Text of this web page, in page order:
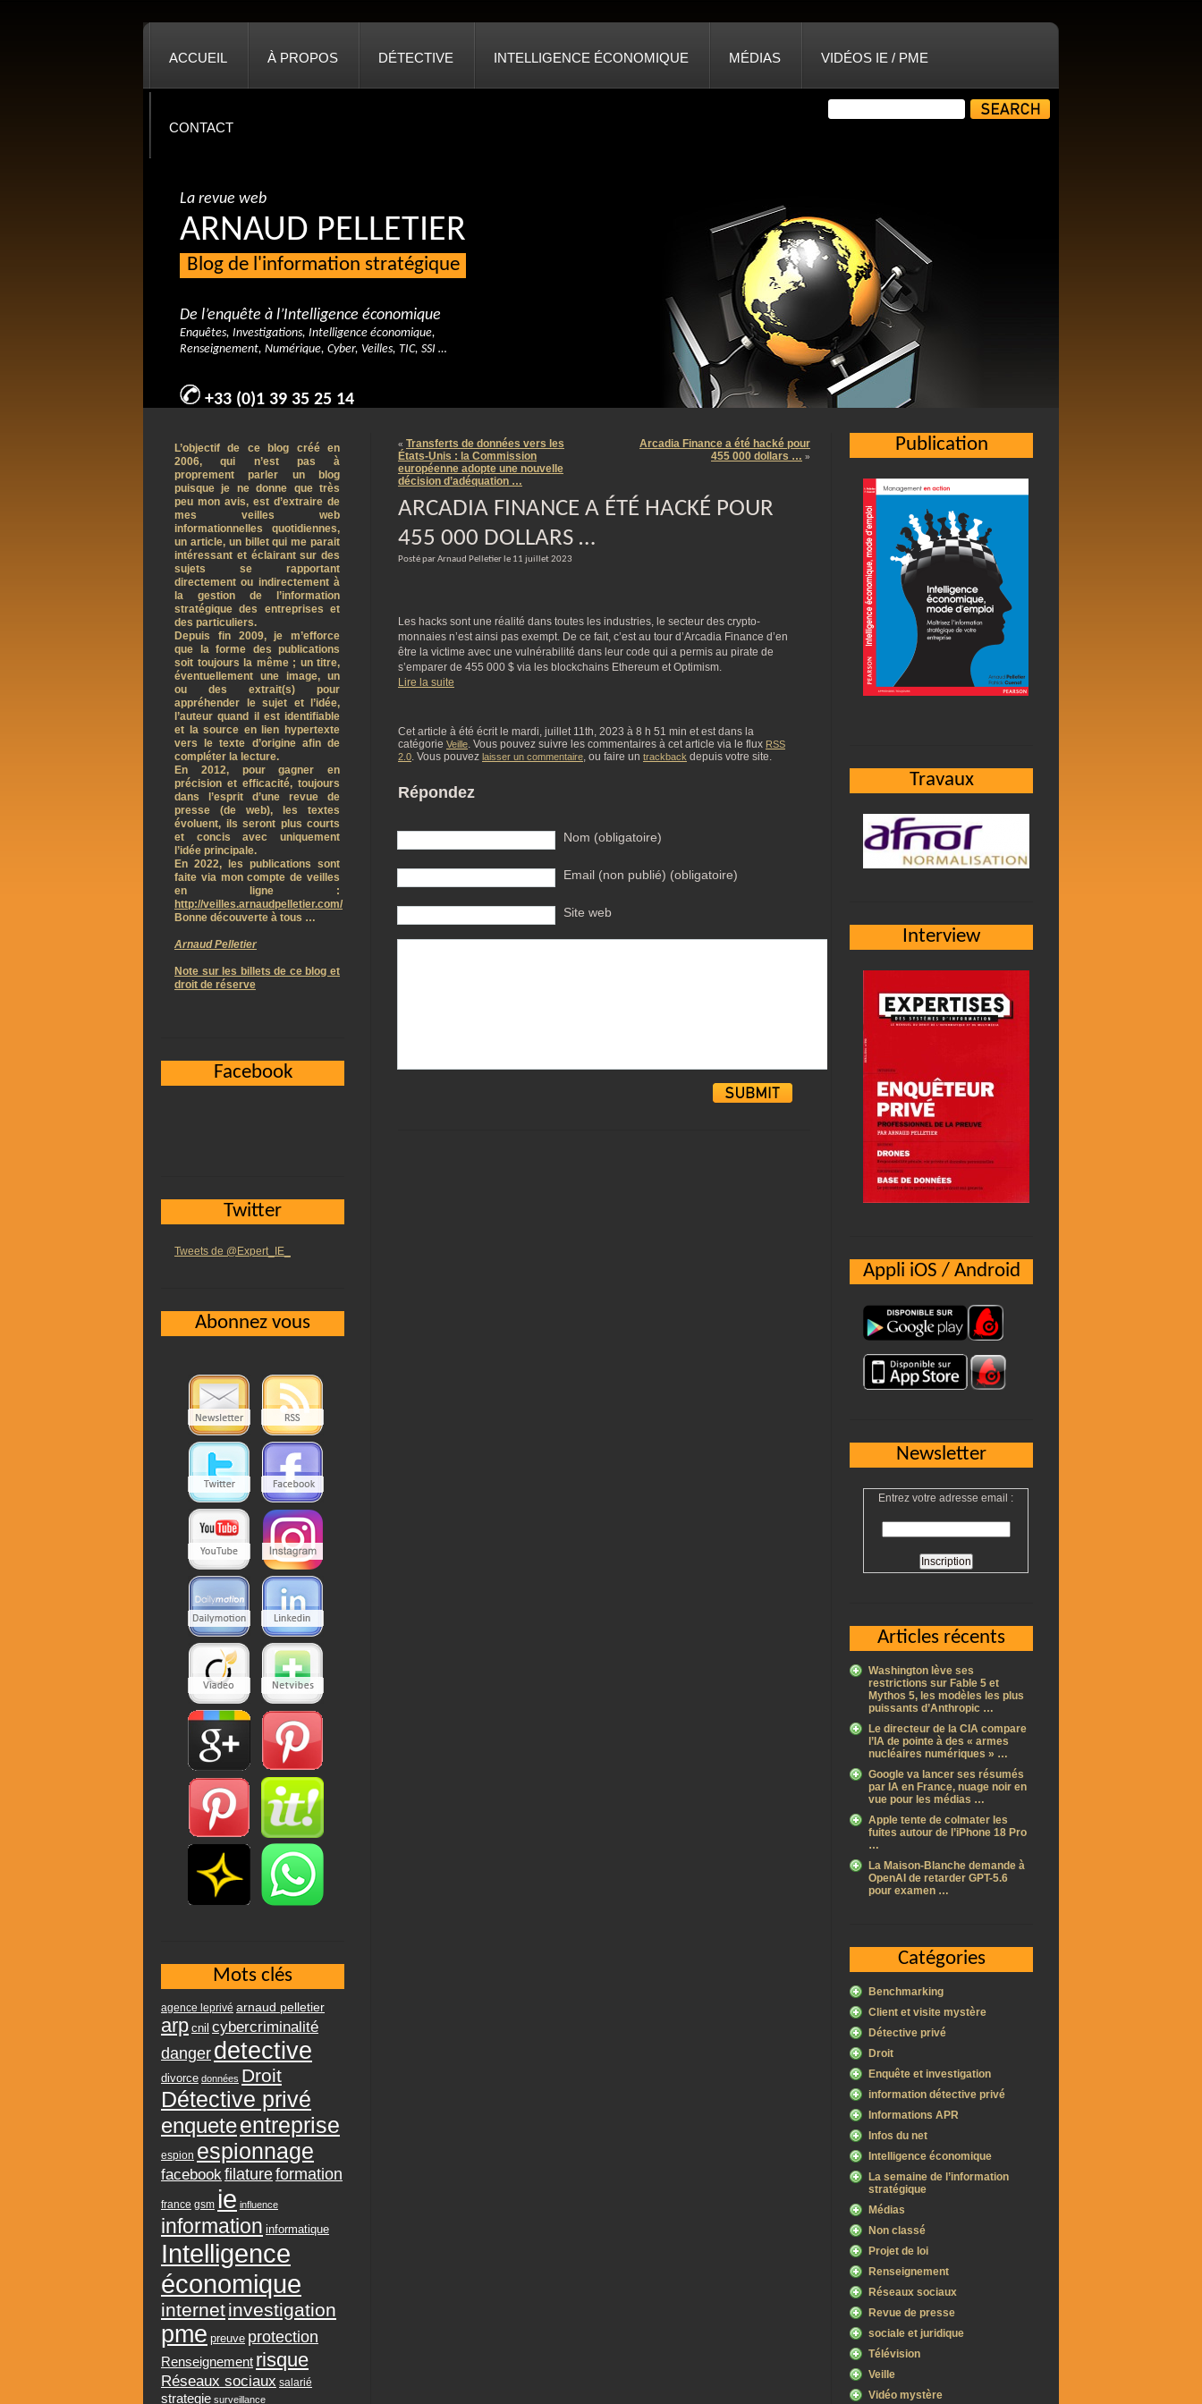
ACCUEIL À PROPOS DÉTECTIVE INTELLIGENCE ÉCONOMIQUE MÉDIAS VIDÉOS IE / PME
CONTACT
La revue web
ARNAUD PELLETIER
Blog de l'information stratégique
De l’enquête à l’Intelligence économique
Enquêtes, Investigations, Intelligence économique,
Renseignement, Numérique, Cyber, Veilles, TIC, SSI …
+33 (0)1 39 35 25 14
« Transferts de données vers les
États-Unis : la Commission
européenne adopte une nouvelle
décision d’adéquation …
Arcadia Finance a été hacké pour
455 000 dollars … »
ARCADIA FINANCE A ÉTÉ HACKÉ POUR
455 000 DOLLARS …
Posté par Arnaud Pelletier le 11 juillet 2023
Les hacks sont une réalité dans toutes les industries, le secteur des crypto-
monnaies n’est ainsi pas exempt. De ce fait, c’est au tour d’Arcadia Finance d’en
être la victime avec une vulnérabilité dans leur code qui a permis au pirate de
s’emparer de 455 000 $ via les blockchains Ethereum et Optimism.
Lire la suite
Cet article à été écrit le mardi, juillet 11th, 2023 à 8 h 51 min et est dans la
catégorie Veille. Vous pouvez suivre les commentaires à cet article via le flux RSS
2.0. Vous pouvez laisser un commentaire, ou faire un trackback depuis votre site.
Répondez
Nom (obligatoire)
Email (non publié) (obligatoire)
Site web
Publication
Travaux
Interview
Appli iOS / Android
Newsletter
Entrez votre adresse email :
Articles récents
Washington lève ses
restrictions sur Fable 5 et
Mythos 5, les modèles les plus
puissants d’Anthropic …
Le directeur de la CIA compare
l’IA de pointe à des « armes
nucléaires numériques » …
Google va lancer ses résumés
par IA en France, nuage noir en
vue pour les médias …
Apple tente de colmater les
fuites autour de l’iPhone 18 Pro
…
La Maison-Blanche demande à
OpenAI de retarder GPT-5.6
pour examen …
Catégories
Benchmarking
Client et visite mystère
Détective privé
Droit
Enquête et investigation
information détective privé
Informations APR
Infos du net
Intelligence économique
La semaine de l’information
stratégique
Médias
Non classé
Projet de loi
Renseignement
Réseaux sociaux
Revue de presse
sociale et juridique
Télévision
Veille
Vidéo mystère
L’objectif de ce blog créé en
2006, qui n’est pas à
proprement parler un blog
puisque je ne donne que très
peu mon avis, est d’extraire de
mes veilles web
informationnelles quotidiennes,
un article, un billet qui me parait
intéressant et éclairant sur des
sujets se rapportant
directement ou indirectement à
la gestion de l’information
stratégique des entreprises et
des particuliers.
Depuis fin 2009, je m’efforce
que la forme des publications
soit toujours la même ; un titre,
éventuellement une image, un
ou des extrait(s) pour
appréhender le sujet et l’idée,
l’auteur quand il est identifiable
et la source en lien hypertexte
vers le texte d’origine afin de
compléter la lecture.
En 2012, pour gagner en
précision et efficacité, toujours
dans l’esprit d’une revue de
presse (de web), les textes
évoluent, ils seront plus courts
et concis avec uniquement
l’idée principale.
En 2022, les publications sont
faite via mon compte de veilles
en ligne :
http://veilles.arnaudpelletier.com/
Bonne découverte à tous …
Arnaud Pelletier
Note sur les billets de ce blog et
droit de réserve
Facebook
Twitter
Tweets de @Expert_IE_
Abonnez vous
Mots clés
agence leprivé arnaud pelletier
arp cnil cybercriminalité
danger detective
divorce données Droit
Détective privé
enqueteentreprise
espion espionnage
facebookfilatureformation
france gsm ie influence
information informatique
Intelligence
économique
internetinvestigation
pme preuve protection
Renseignement risque
Réseaux sociaux salarié
strategie surveillance